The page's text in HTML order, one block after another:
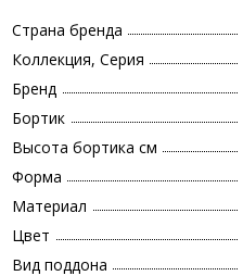
Страна бренда
Коллекция, Серия
Бренд
Бортик
Высота бортика см
Форма
Материал
Цвет
Вид поддона